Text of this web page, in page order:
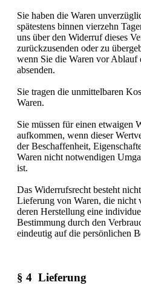
Sie haben die Waren
spätestens binnen vierzehn
uns über den Widerruf dieses
zurückzusenden oder zu
wenn Sie die Waren vor Ablauf
absenden.
Sie tragen die unmittelbaren
Waren.
Sie müssen für einen etwaigen
aufkommen, wenn dieser
der Beschaffenheit,
Waren nicht notwendigen
ist.
Das Widerrufsrecht besteht
Lieferung von Waren, die nicht
deren Herstellung eine
Bestimmung durch den
eindeutig auf die persönlichen
§ 4 Lieferung